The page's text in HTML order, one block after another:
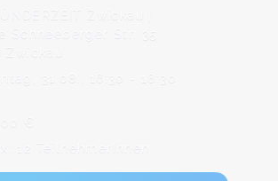
Zwickau |
Schneeberger Str. 35,
Zwickau
31.08., 16:30 - 18:30
€
12 TeilnehmerInnen